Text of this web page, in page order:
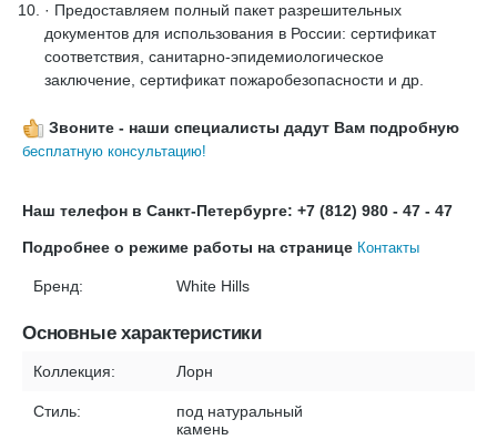
· Предоставляем полный пакет разрешительных
документов для использования в России: сертификат
соответствия, санитарно-эпидемиологическое
заключение, сертификат пожаробезопасности и др.
Звоните - наши специалисты дадут Вам подробную
бесплатную консультацию!
Наш телефон в Санкт-Петербурге: +7 (812) 980 - 47 - 47
Подробнее о режиме работы на странице Контакты
Бренд: White Hills
Основные характеристики
Коллекция: Лорн
Стиль:
под натуральный
камень